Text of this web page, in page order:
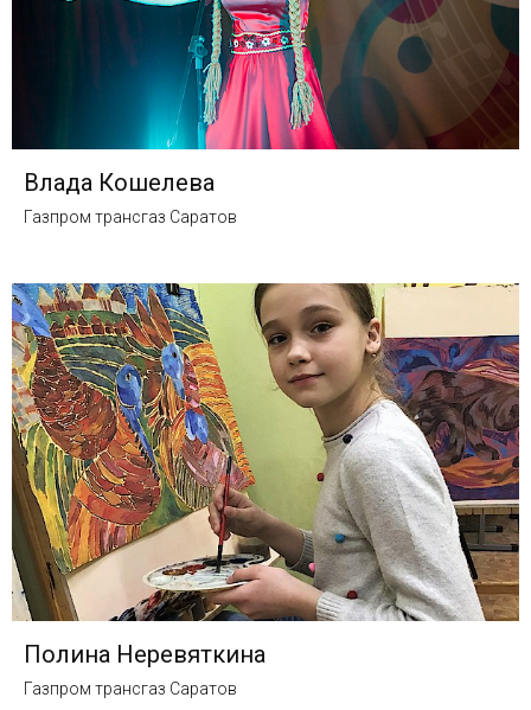
Влада Кошелева
Газпром трансгаз Саратов
Полина Неревяткина
Газпром трансгаз Саратов